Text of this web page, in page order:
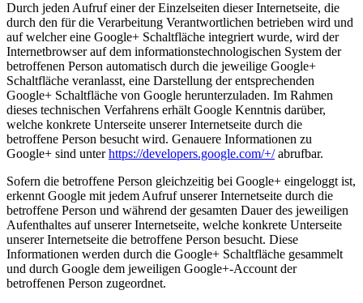
Durch jeden Aufruf einer der Einzelseiten dieser Internetseite, die
durch den für die Verarbeitung Verantwortlichen betrieben wird und
auf welcher eine Google+ Schaltfläche integriert wurde, wird der
Internetbrowser auf dem informationstechnologischen System der
betroffenen Person automatisch durch die jeweilige Google+
Schaltfläche veranlasst, eine Darstellung der entsprechenden
Google+ Schaltfläche von Google herunterzuladen. Im Rahmen
dieses technischen Verfahrens erhält Google Kenntnis darüber,
welche konkrete Unterseite unserer Internetseite durch die
betroffene Person besucht wird. Genauere Informationen zu
Google+ sind unterhttps://developers.google.com/+/abrufbar.
Sofern die betroffene Person gleichzeitig bei Google+ eingeloggt ist,
erkennt Google mit jedem Aufruf unserer Internetseite durch die
betroffene Person und während der gesamten Dauer des jeweiligen
Aufenthaltes auf unserer Internetseite, welche konkrete Unterseite
unserer Internetseite die betroffene Person besucht. Diese
Informationen werden durch die Google+ Schaltfläche gesammelt
und durch Google dem jeweiligen Google+-Account der
betroffenen Person zugeordnet.